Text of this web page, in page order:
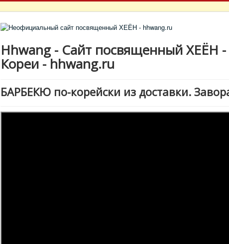
Hhwang - Сайт посвященный ХЕЁН
Кореи - hhwang.ru
БАРБЕКЮ по-корейски из доставки.